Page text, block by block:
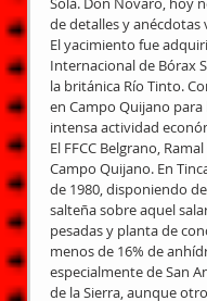
de detalles y
El yacimiento fue
Internacional de Bórax
la británica Río Tinto.
en Campo Quijano
intensa actividad
El FFCC Belgrano,
Campo Quijano. En
de 1980, disponiendo
salteña sobre aquel
pesadas y planta de
menos de 16% de
especialmente de San
de la Sierra, aunque